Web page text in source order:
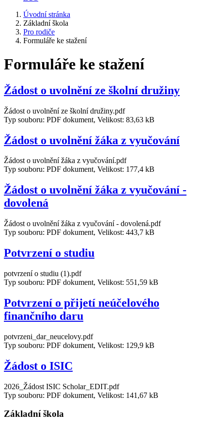
Úvodní stránka
Základní škola
Pro rodiče
Formuláře ke stažení
Formuláře ke stažení
Žádost o uvolnění ze školní družiny
Žádost o uvolnění ze školní družiny.pdf
Typ souboru: PDF dokument, Velikost: 83,63 kB
Žádost o uvolnění žáka z vyučování
Žádost o uvolnění žáka z vyučování.pdf
Typ souboru: PDF dokument, Velikost: 177,4 kB
Žádost o uvolnění žáka z vyučování -
dovolená
Žádost o uvolnění žáka z vyučování - dovolená.pdf
Typ souboru: PDF dokument, Velikost: 443,7 kB
Potvrzení o studiu
potvrzení o studiu (1).pdf
Typ souboru: PDF dokument, Velikost: 551,59 kB
Potvrzení o přijetí neúčelového
finančního daru
potvrzeni_dar_neucelovy.pdf
Typ souboru: PDF dokument, Velikost: 129,9 kB
Žádost o ISIC
2026_Žádost ISIC Scholar_EDIT.pdf
Typ souboru: PDF dokument, Velikost: 141,67 kB
Základní škola